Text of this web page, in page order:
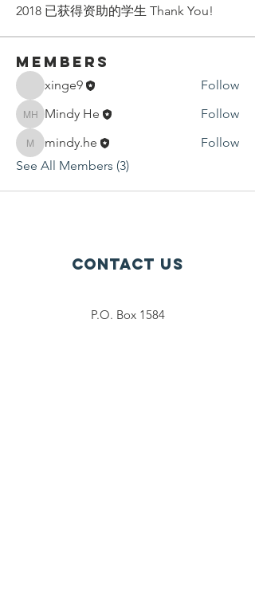
2018 已获得资助的学生 Thank You!
Members
xinge9 Follow
Mindy He
Mindy He Follow
mindy.he
mindy.he
Follow
See All Members (3)
Contact Us
P.O. Box 1584